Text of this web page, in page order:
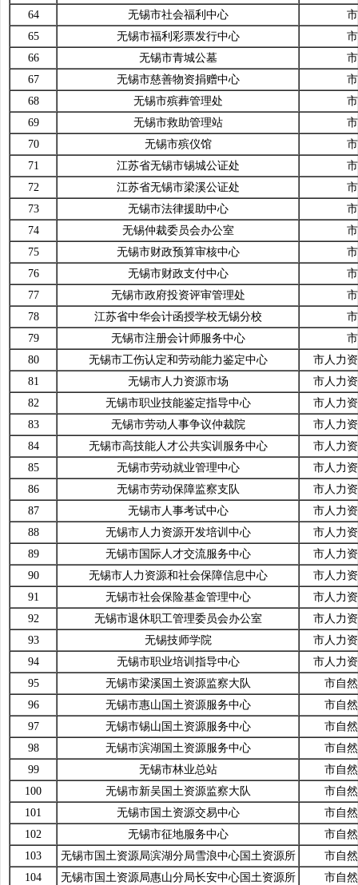
64
无锡市社会福利中心
65
无锡市福利彩票发行中心
66
无锡市青城公墓
67
无锡市慈善物资捐赠中心
68
无锡市殡葬管理处
69
无锡市救助管理站
70
无锡市殡仪馆
71
江苏省无锡市锡城公证处
72
江苏省无锡市梁溪公证处
73
无锡市法律援助中心
74
无锡仲裁委员会办公室
75
无锡市财政预算审核中心
76
无锡市财政支付中心
77
无锡市政府投资评审管理处
78
江苏省中华会计函授学校无锡分校
79
无锡市注册会计师服务中心
80
无锡市工伤认定和劳动能力鉴定中心
市人力
81
无锡市人力资源市场
市人力
82
无锡市职业技能鉴定指导中心
市人力
83
无锡市劳动人事争议仲裁院
市人力
84
无锡市高技能人才公共实训服务中心
市人力
85
无锡市劳动就业管理中心
市人力
86
无锡市劳动保障监察支队
市人力
87
无锡市人事考试中心
市人力
88
无锡市人力资源开发培训中心
市人力
89
无锡市国际人才交流服务中心
市人力
90
无锡市人力资源和社会保障信息中心
市人力
91
无锡市社会保险基金管理中心
市人力
92
无锡市退休职工管理委员会办公室
市人力
93
无锡技师学院
市人力
94
无锡市职业培训指导中心
市人力
95
无锡市梁溪国土资源监察大队
市自
96
无锡市惠山国土资源服务中心
市自
97
无锡市锡山国土资源服务中心
市自
98
无锡市滨湖国土资源服务中心
市自
99
无锡市林业总站
市自
100
无锡市新吴国土资源监察大队
市自
101
无锡市国土资源交易中心
市自
102
无锡市征地服务中心
市自
103
无锡市国土资源局滨湖分局雪浪中心国土资源所
市自
104
无锡市国土资源局惠山分局长安中心国土资源所 市自